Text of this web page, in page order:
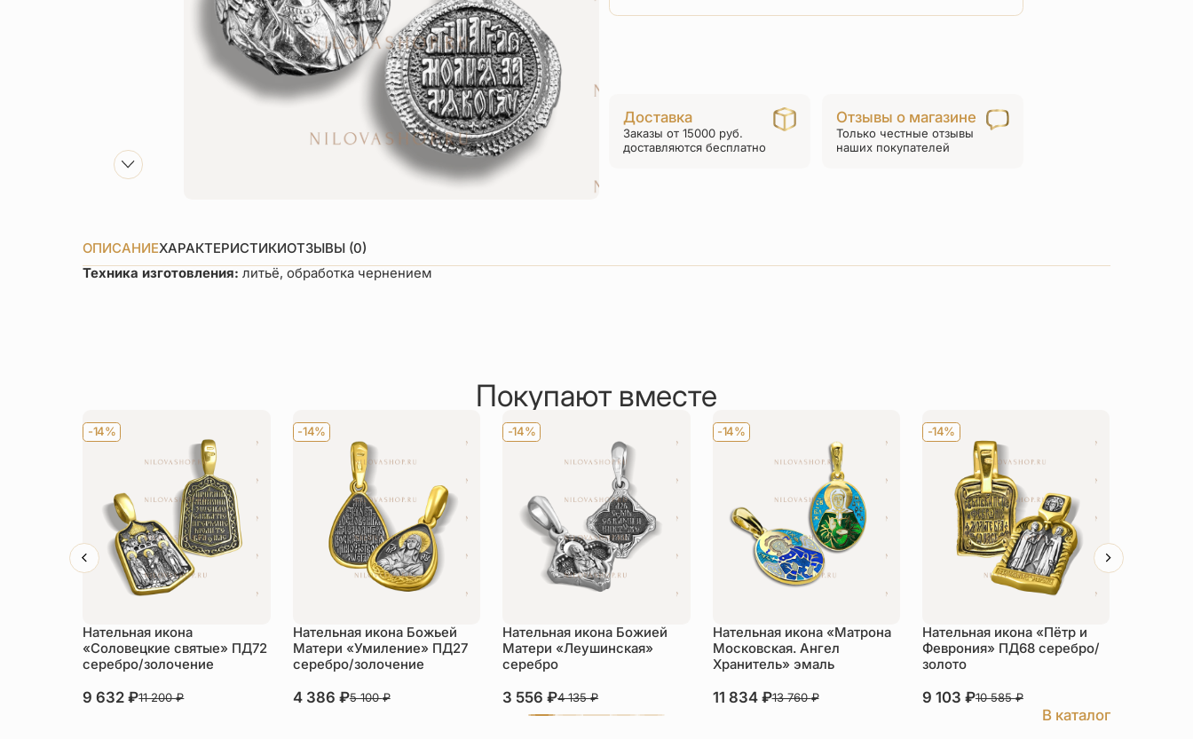
товара
ПД104с
серебро
Доставка
Заказы от 15000 руб.
доставляются бесплатно
Отзывы о магазине
Только честные отзывы
наших покупателей
ОПИСАНИЕХАРАКТЕРИСТИКИОТЗЫВЫ (0)
Техника изготовления:литьё, обработка чернением
Покупают вместе
-14%
Нательная икона
«Соловецкие святые» ПД72
серебро/золочение
9 632₽11 200₽
-14%
Нательная икона Божьей
Матери «Умиление» ПД27
серебро/золочение
4 386 ₽5 100₽
-14%
Нательная икона Божией
Матери «Леушинская»
серебро
3 556₽4 135₽
-14%
Нательная икона «Матрона
Московская. Ангел
Хранитель» эмаль
11 834 ₽13 760₽
-14%
Нательная икона «Пётр и
Феврония» ПД68 серебро/
золото
9 103 ₽10 585₽
В каталог